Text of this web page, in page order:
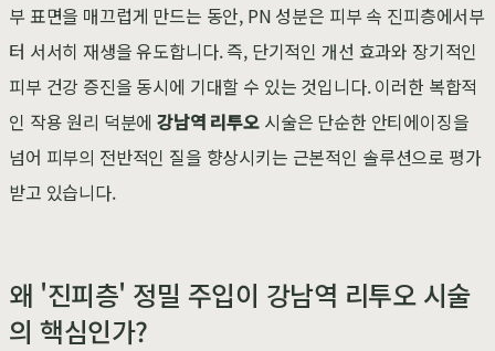
부 표면을 매끄럽게 만드는 동안, PN 성분은 피부 속 진피층에서부
터 서서히 재생을 유도합니다. 즉, 단기적인 개선 효과와 장기적인
피부 건강 증진을 동시에 기대할 수 있는 것입니다. 이러한 복합적
인 작용 원리 덕분에강남역 리투오시술은 단순한 안티에이징을
넘어 피부의 전반적인 질을 향상시키는 근본적인 솔루션으로 평가
받고 있습니다.
왜 '진피층' 정밀 주입이 강남역 리투오 시술
의 핵심인가?